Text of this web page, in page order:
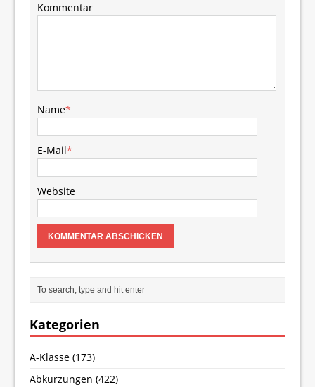
Kommentar
Name*
E-Mail*
Website
Kategorien
A-Klasse (173)
Abkürzungen (422)